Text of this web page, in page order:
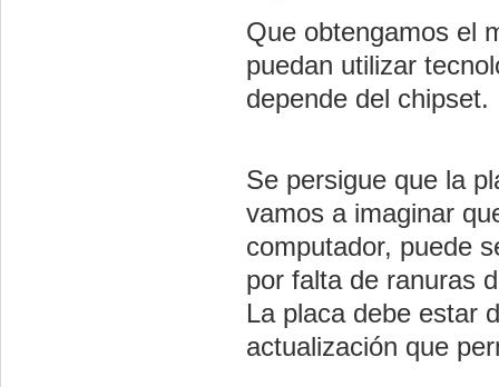
Que obtengamos el
puedan utilizar
depende del chipset.
Se persigue que la
vamos a imaginar
computador, puede
por falta de ranuras
La placa debe estar
actualización que